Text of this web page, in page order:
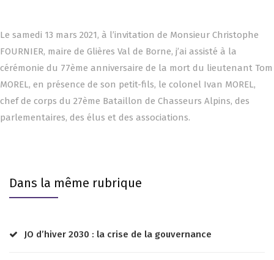
Le samedi 13 mars 2021, à l’invitation de Monsieur Christophe
FOURNIER, maire de Glières Val de Borne, j’ai assisté à la
cérémonie du 77ème anniversaire de la mort du lieutenant Tom
MOREL, en présence de son petit-fils, le colonel Ivan MOREL,
chef de corps du 27ème Bataillon de Chasseurs Alpins, des
parlementaires, des élus et des associations.
Dans la même rubrique
JO d’hiver 2030 : la crise de la gouvernance